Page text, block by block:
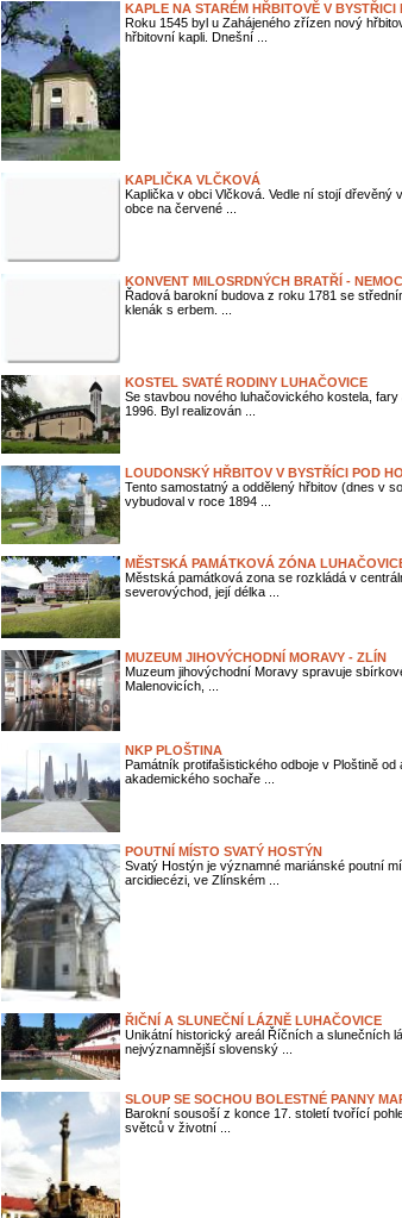
KAPLE NA STARÉM HŘBITOVĚ V BYSTŘICI
Roku 1545 byl u Zahájeného zřízen nový
hřbitovní kapli. Dnešní ...
KAPLIČKA VLČKOVÁ
Kaplička v obci Vlčková. Vedle ní stojí dřevěný
obce na červené ...
KONVENT MILOSRDNÝCH BRATŘÍ -
Řadová barokní budova z roku 1781 se
klenák s erbem. ...
KOSTEL SVATÉ RODINY LUHAČOVICE
Se stavbou nového luhačovického kostela,
1996. Byl realizován ...
LOUDONSKÝ HŘBITOV V BYSTŘÍCI POD
Tento samostatný a oddělený hřbitov (dnes v
vybudoval v roce 1894 ...
MĚSTSKÁ PAMÁTKOVÁ ZÓNA
Městská památková zona se rozkládá v
severovýchod, její délka ...
MUZEUM JIHOVÝCHODNÍ MORAVY - ZLÍN
Muzeum jihovýchodní Moravy spravuje
Malenovicích, ...
NKP PLOŠTINA
Památník protifašistického odboje v Ploštině od
akademického sochaře ...
POUTNÍ MÍSTO SVATÝ HOSTÝN
Svatý Hostýn je významné mariánské poutní
arcidiecézi, ve Zlínském ...
ŘIČNÍ A SLUNEČNÍ LÁZNĚ LUHAČOVICE
Unikátní historický areál Říčních a slunečních
nejvýznamnější slovenský ...
SLOUP SE SOCHOU BOLESTNÉ PANNY
Barokní sousoší z konce 17. století tvořící
světců v životní ...